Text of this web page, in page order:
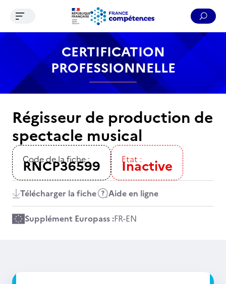
Contenu Recherche Menu Pied de page
Ouvrir le menu de navigation
CERTIFICATION
PROFESSIONNELLE
Régisseur de production de
spectacle musical
Code de la fiche :
RNCP36599 Etat :
Inactive
Télécharger la fiche Aide en ligne
Supplément Europass :FR-EN